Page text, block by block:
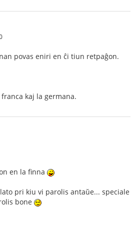
povas eniri en ĉi tiun retpaĝon.
kaj la germana.
en la finna
pri kiu vi parolis antaŭe... speciale
bone